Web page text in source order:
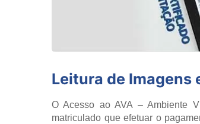
Leitura de Imagens
O Acesso ao AVA – Ambiente
matriculado que efetuar o